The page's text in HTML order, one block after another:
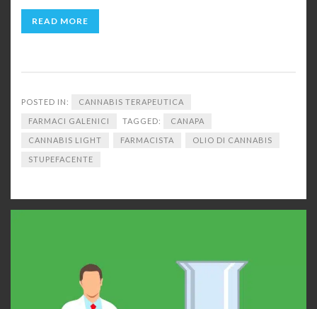
READ MORE
POSTED IN: CANNABIS TERAPEUTICA
FARMACI GALENICI TAGGED: CANAPA
CANNABIS LIGHT FARMACISTA OLIO DI CANNABIS
STUPEFACENTE